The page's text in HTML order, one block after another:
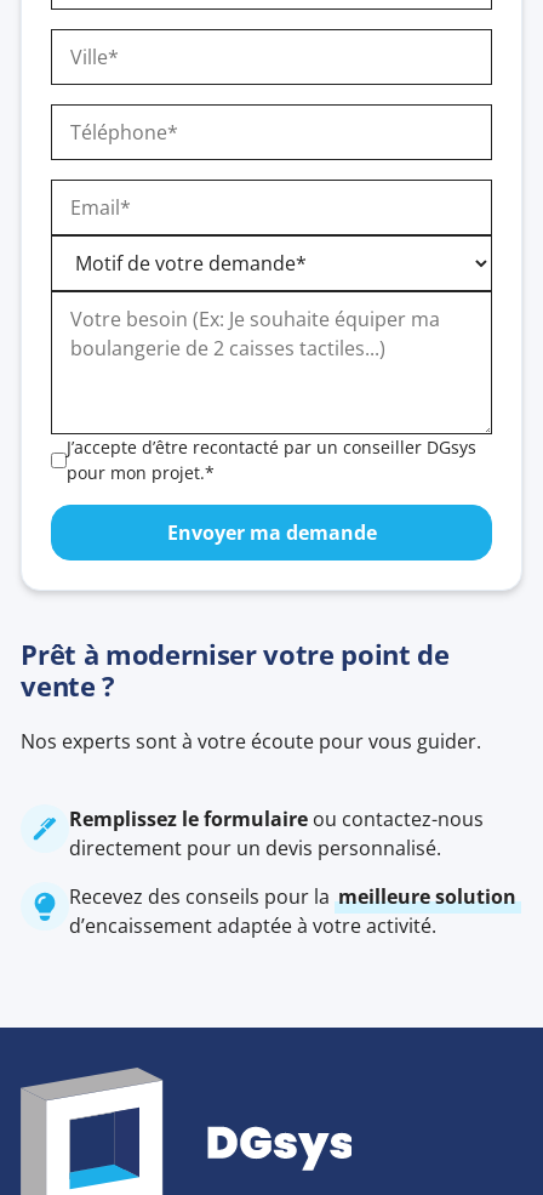
J’accepte d’être recontacté par un conseiller DGsys
pour mon projet.*
Prêt à moderniser votre point de
vente ?
Nos experts sont à votre écoute pour vous guider.
Remplissez le formulaire ou contactez-nous
directement pour un devis personnalisé.
Recevez des conseils pour lameilleure solution
d’encaissement adaptée à votre activité.